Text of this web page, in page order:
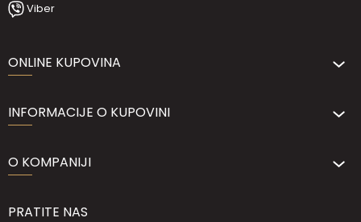
Viber
ONLINE KUPOVINA
INFORMACIJE O KUPOVINI
O KOMPANIJI
PRATITE NAS